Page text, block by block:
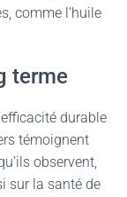
comme l’huile
terme
durable
témoignent
observent,
sur la santé de